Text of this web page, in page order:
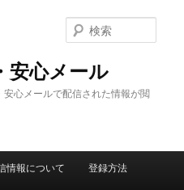
安心メール
心メールで配信された情報が閲
索
情報について 登録方法